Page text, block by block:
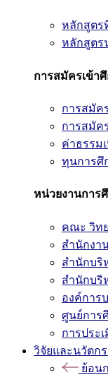
หลักสูตร
หลักสูตร
การสมัครเข้า
การสมั
การสมัค
ค่าธรรม
ทุนการศึ
หน่วยงานการ
คณะ วิท
สำนักงา
สำนักบริ
สำนักบริ
องค์การ
ศูนย์การ
การประ
วิจัยและนวัตก
ย้อน